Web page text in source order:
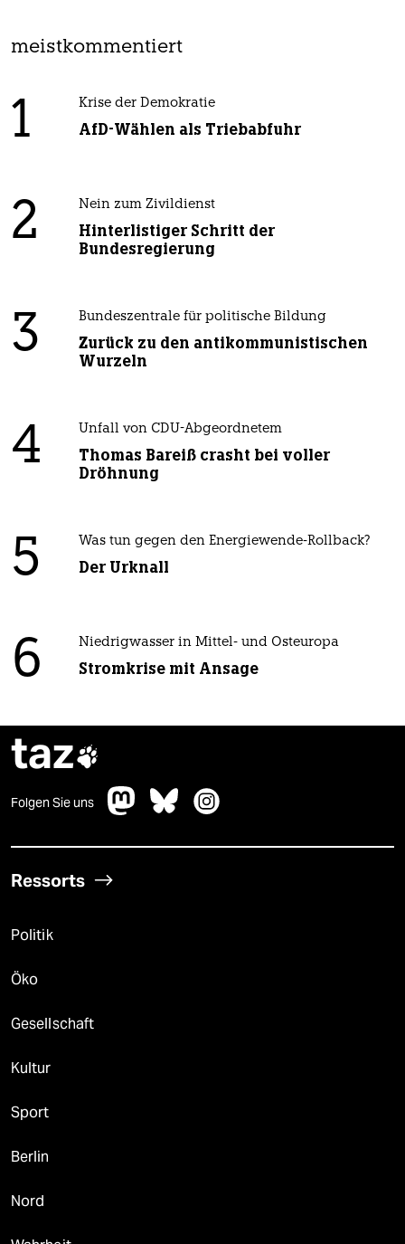
meistkommentiert
1 Krise der Demokratie
AfD-Wählen als Triebabfuhr
2 Nein zum Zivildienst
Hinterlistiger Schritt der
Bundesregierung
3 Bundeszentrale für politische Bildung
Zurück zu den antikommunistischen
Wurzeln
4 Unfall von CDU-Abgeordnetem
Thomas Bareiß crasht bei voller
Dröhnung
5 Was tun gegen den Energiewende-Rollback?
Der Urknall
6 Niedrigwasser in Mittel- und Osteuropa
Stromkrise mit Ansage
taz
Folgen Sie uns
Ressorts
Politik
Öko
Gesellschaft
Kultur
Sport
Berlin
Nord